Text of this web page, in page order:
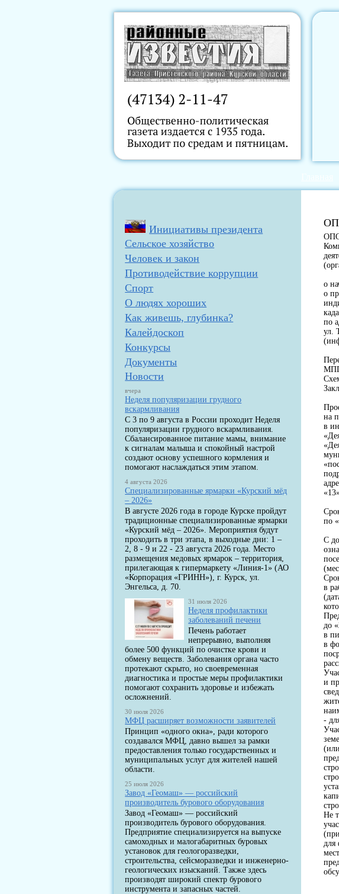
Инициативы президента
Сельское хозяйство
Человек и закон
Противодействие коррупции
Спорт
О людях хороших
Как живешь, глубинка?
Калейдоскоп
Конкурсы
Документы
Новости
вчера
Неделя популяризации грудного
вскармливания
С 3 по 9 августа в России проходит Неделя
популяризации грудного вскармливания.
Сбалансированное питание мамы, внимание
к сигналам малыша и спокойный настрой
создают основу успешного кормления и
помогают наслаждаться этим этапом.
4 августа 2026
Специализированные ярмарки «Курский мёд
– 2026»
В августе 2026 года в городе Курске пройдут
традиционные специализированные ярмарки
«Курский мёд – 2026». Мероприятия будут
проходить в три этапа, в выходные дни: 1 –
2, 8 - 9 и 22 - 23 августа 2026 года. Место
размещения медовых ярмарок – территория,
прилегающая к гипермаркету «Линия-1» (АО
«Корпорация «ГРИНН»), г. Курск, ул.
Энгельса, д. 70.
31 июля 2026
Неделя профилактики
заболеваний печени
Печень работает
непрерывно, выполняя
более 500 функций по очистке крови и
обмену веществ. Заболевания органа часто
протекают скрыто, но своевременная
диагностика и простые меры профилактики
помогают сохранить здоровье и избежать
осложнений.
30 июля 2026
МФЦ расширяет возможности заявителей
Принцип «одного окна», ради которого
создавался МФЦ, давно вышел за рамки
предоставления только государственных и
муниципальных услуг для жителей нашей
области.
25 июля 2026
Завод «Геомаш» — российский
производитель бурового оборудования
Завод «Геомаш» — российский
производитель бурового оборудования.
Предприятие специализируется на выпуске
самоходных и малогабаритных буровых
установок для геологоразведки,
строительства, сейсморазведки и инженерно-
геологических изысканий. Также здесь
производят широкий спектр бурового
инструмента и запасных частей.
о
о
по
ул.
на
в
по
С
в
до
в
в
и
-
Не
для